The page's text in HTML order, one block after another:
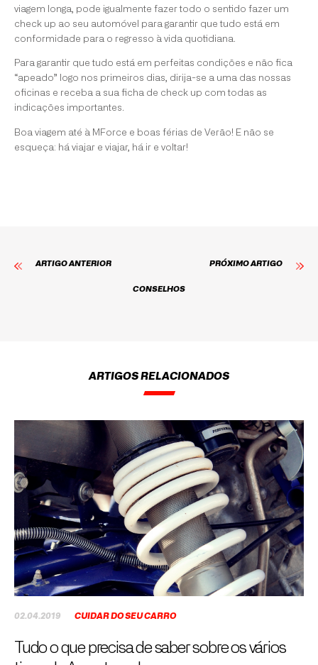
viagem longa, pode igualmente fazer todo o sentido fazer um
check up ao seu automóvel para garantir que tudo está em
conformidade para o regresso à vida quotidiana.
Para garantir que tudo está em perfeitas condições e não fica
“apeado” logo nos primeiros dias, dirija-se a uma das nossas
oficinas e receba a sua ficha de check up com todas as
indicações importantes.
Boa viagem até à MForce e boas férias de Verão! E não se
esqueça: há viajar e viajar, há ir e voltar!
ARTIGO ANTERIOR
CONSELHOS
PRÓXIMO ARTIGO
ARTIGOS RELACIONADOS
02.04.2019 CUIDAR DO SEU CARRO
Tudo o que precisa de saber sobre os vários